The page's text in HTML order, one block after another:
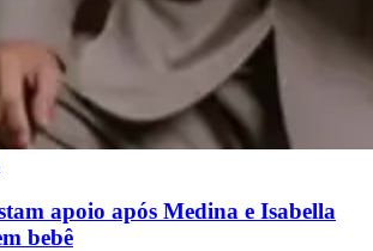
apoio após Medina e Isabella
bebê